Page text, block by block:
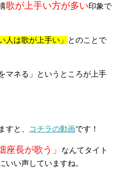
歌が上手い方が多い印象で
人は歌が上手い」
とのことで
マネる」というところが上手
すと、 コチラの動画です！
座長が歌う」
なんてタイト
いい声していますね。